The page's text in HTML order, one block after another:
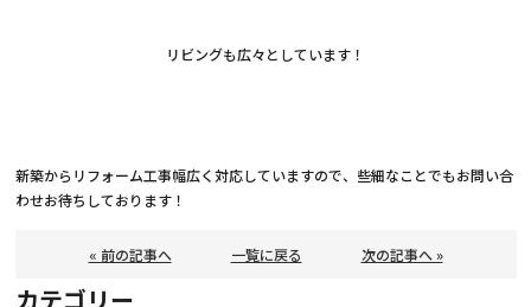
リビングも広々としています！
新築からリフォーム工事幅広く対応していますので、些細なことでもお問い合
わせお待ちしております！
« 前の記事へ 一覧に戻る 次の記事へ »
カテゴリー